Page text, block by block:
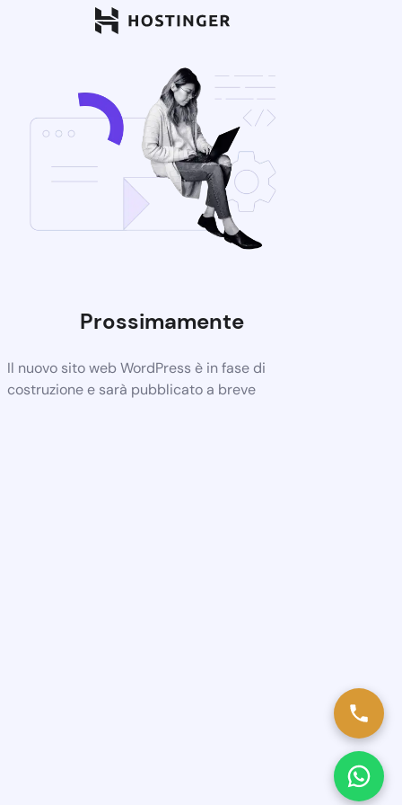
Prossimamente
Il nuovo sito web WordPress è in fase di
costruzione e sarà pubblicato a breve